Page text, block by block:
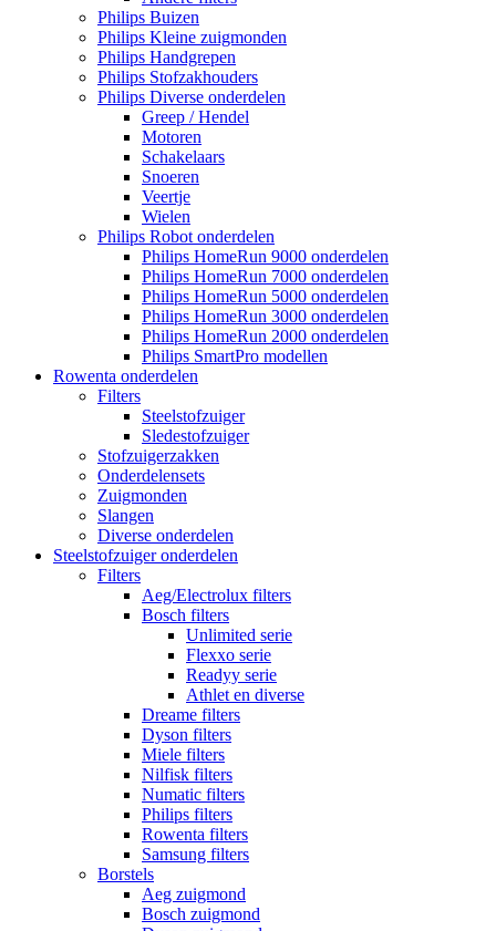
Philips Buizen
Philips Kleine zuigmonden
Philips Handgrepen
Philips Stofzakhouders
Philips Diverse onderdelen
Greep / Hendel
Motoren
Schakelaars
Snoeren
Veertje
Wielen
Philips Robot onderdelen
Philips HomeRun 9000 onderdelen
Philips HomeRun 7000 onderdelen
Philips HomeRun 5000 onderdelen
Philips HomeRun 3000 onderdelen
Philips HomeRun 2000 onderdelen
Philips SmartPro modellen
Rowenta onderdelen
Filters
Steelstofzuiger
Sledestofzuiger
Stofzuigerzakken
Onderdelensets
Zuigmonden
Slangen
Diverse onderdelen
Steelstofzuiger onderdelen
Filters
Aeg/Electrolux filters
Bosch filters
Unlimited serie
Flexxo serie
Readyy serie
Athlet en diverse
Dreame filters
Dyson filters
Miele filters
Nilfisk filters
Numatic filters
Philips filters
Rowenta filters
Samsung filters
Borstels
Aeg zuigmond
Bosch zuigmond